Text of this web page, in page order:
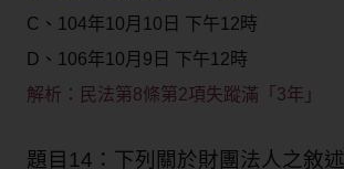
C、104年10月10日 下午12時
D、106年10月9日 下午12時
解析： 民法第8條第2項失蹤滿「3年」
題目14：下列關於財團法人之敘